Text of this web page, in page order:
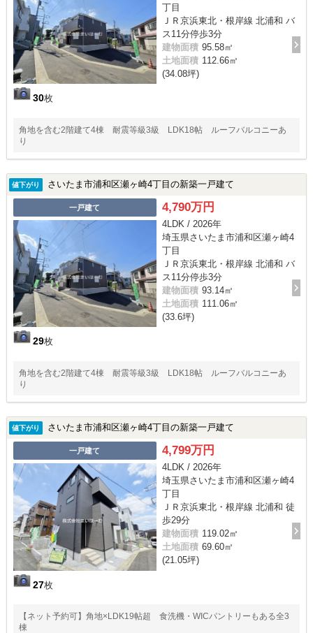
30枚
丁目
ＪＲ京浜東北・根岸線 北浦和 バ
ス11分停歩3分
建物面積 95.58㎡
土地面積 112.66㎡
(34.08坪)
角地を含む2階建て4棟 耐震等級3級 LDK18帖 ルーフバルコニーあ
り
値下がり さいたま市浦和区瀬ヶ崎4丁目の新築一戸建て
一戸建て
29枚
4,790万円
4LDK / 2026年
埼玉県さいたま市浦和区瀬ヶ崎4
丁目
ＪＲ京浜東北・根岸線 北浦和 バ
ス11分停歩3分
建物面積 93.14㎡
土地面積 111.06㎡
(33.6坪)
角地を含む2階建て4棟 耐震等級3級 LDK18帖 ルーフバルコニーあ
り
値下がり さいたま市浦和区瀬ヶ崎4丁目の新築一戸建て
一戸建て
27枚
4,799万円
4LDK / 2026年
埼玉県さいたま市浦和区瀬ヶ崎4
丁目
ＪＲ京浜東北・根岸線 北浦和 徒
歩29分
建物面積 119.02㎡
土地面積 69.60㎡
(21.05坪)
【ネット予約可】角地×LDK19帖超 食洗機・WICパントリーもある全3
棟